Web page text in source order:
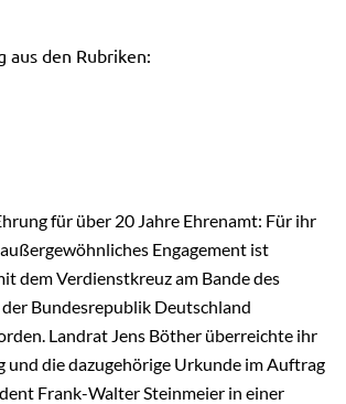
aus den Rubriken:
für über 20 Jahre Ehrenamt: Für ihr
Engagement ist
dem Verdienstkreuz am Bande des
Bundesrepublik Deutschland
Landrat Jens Böther überreichte ihr
und die dazugehörige Urkunde im Auftrag
Frank-Walter Steinmeier in einer